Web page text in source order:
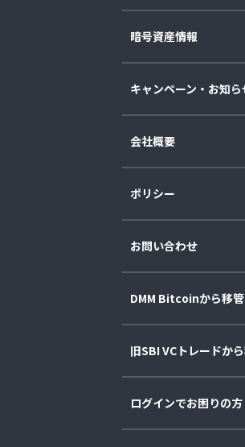
暗号資産情報
キャンペーン・お知ら
会社概要
ポリシー
お問い合わせ
DMM Bitcoinから移
旧SBI VCトレードか
ログインでお困りの方